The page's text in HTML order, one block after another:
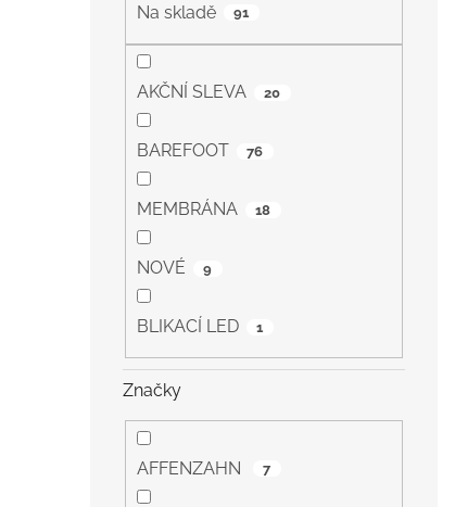
Na skladě 91
AKČNÍ SLEVA 20
BAREFOOT 76
MEMBRÁNA 18
NOVÉ 9
BLIKACÍ LED 1
Značky
AFFENZAHN 7